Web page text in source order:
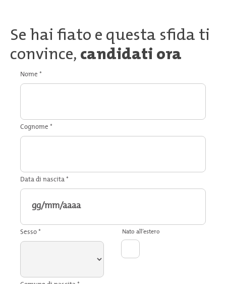
Se hai fiato e questa sfida ti
convince, candidati ora